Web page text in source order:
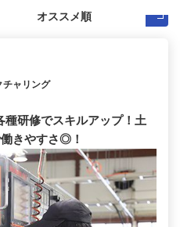
チャリング
種研修でスキルアップ！土
きやすさ◎！